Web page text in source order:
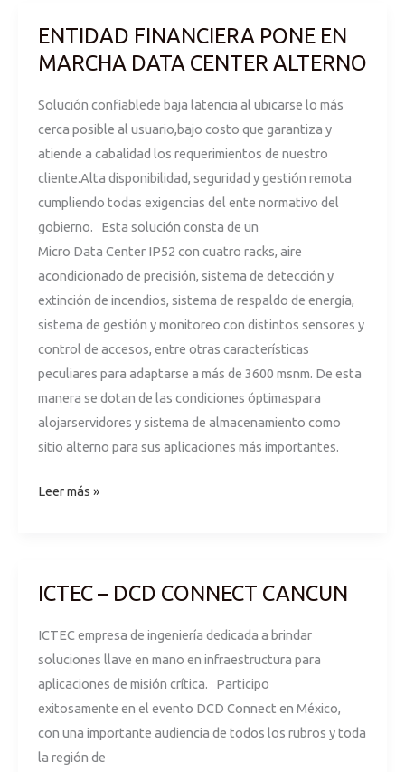
ENTIDAD FINANCIERA PONE EN
MARCHA DATA CENTER ALTERNO
Solución confiablede baja latencia al ubicarse lo más
cerca posible al usuario,bajo costo que garantiza y
atiende a cabalidad los requerimientos de nuestro
cliente.Alta disponibilidad, seguridad y gestión remota
cumpliendo todas exigencias del ente normativo del
gobierno. Esta solución consta de un
Micro Data Center IP52 con cuatro racks, aire
acondicionado de precisión, sistema de detección y
extinción de incendios, sistema de respaldo de energía,
sistema de gestión y monitoreo con distintos sensores y
control de accesos, entre otras características
peculiares para adaptarse a más de 3600 msnm. De esta
manera se dotan de las condiciones óptimaspara
alojarservidores y sistema de almacenamiento como
sitio alterno para sus aplicaciones más importantes.
ENTIDAD
FINANCIERA
EN
MARCHA
DATA
CENTER
ALTERNO
Leer más »
ICTEC – DCD CONNECT CANCUN
ICTEC empresa de ingeniería dedicada a brindar
soluciones llave en mano en infraestructura para
aplicaciones de misión crítica. Participo
exitosamente en el evento DCD Connect en México,
con una importante audiencia de todos los rubros y toda
la región de
ICTEC
DCD
CONNECT
CANCUN